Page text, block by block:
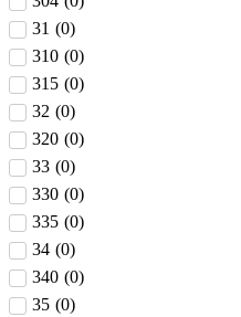
31 (0)
310 (0)
315 (0)
32 (0)
320 (0)
33 (0)
330 (0)
335 (0)
34 (0)
340 (0)
35 (0)